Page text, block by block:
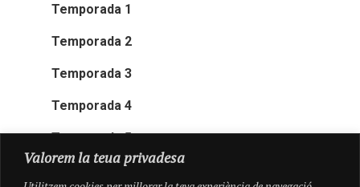
Valorem la teua privadesa
Temporada 1
Temporada 2
Temporada 3
Temporada 4
Temporada 5